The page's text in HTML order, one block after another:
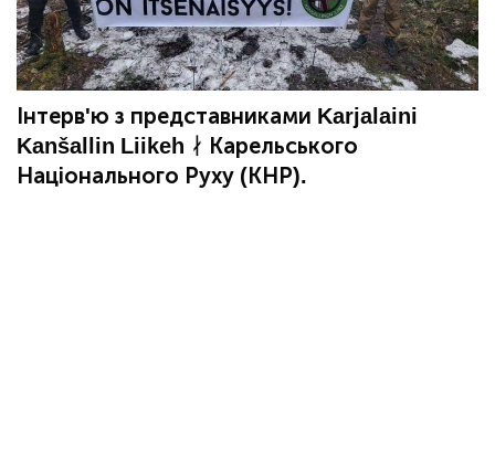
Інтерв'ю з представниками Karjalaini
Kanšallin Liikeh ᛅ Карельського
Національного Руху (КНР).